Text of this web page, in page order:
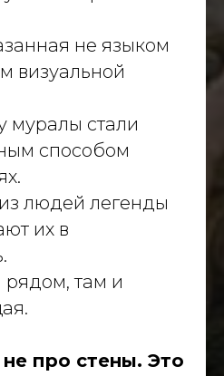
не языком
визуальной
муралы стали
способом
людей легенды
их в
рядом, там и
про стены. Это